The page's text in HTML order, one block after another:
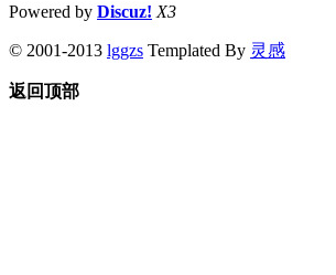
Powered by Discuz! X3
© 2001-2013 lggzs Templated By 灵感
返回顶部